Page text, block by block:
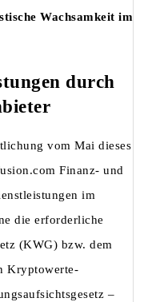
Wachsamkeit im
durch
vom Mai dieses
Finanz- und
im
die erforderliche
(KWG) bzw. dem
Kryptowerte-
–